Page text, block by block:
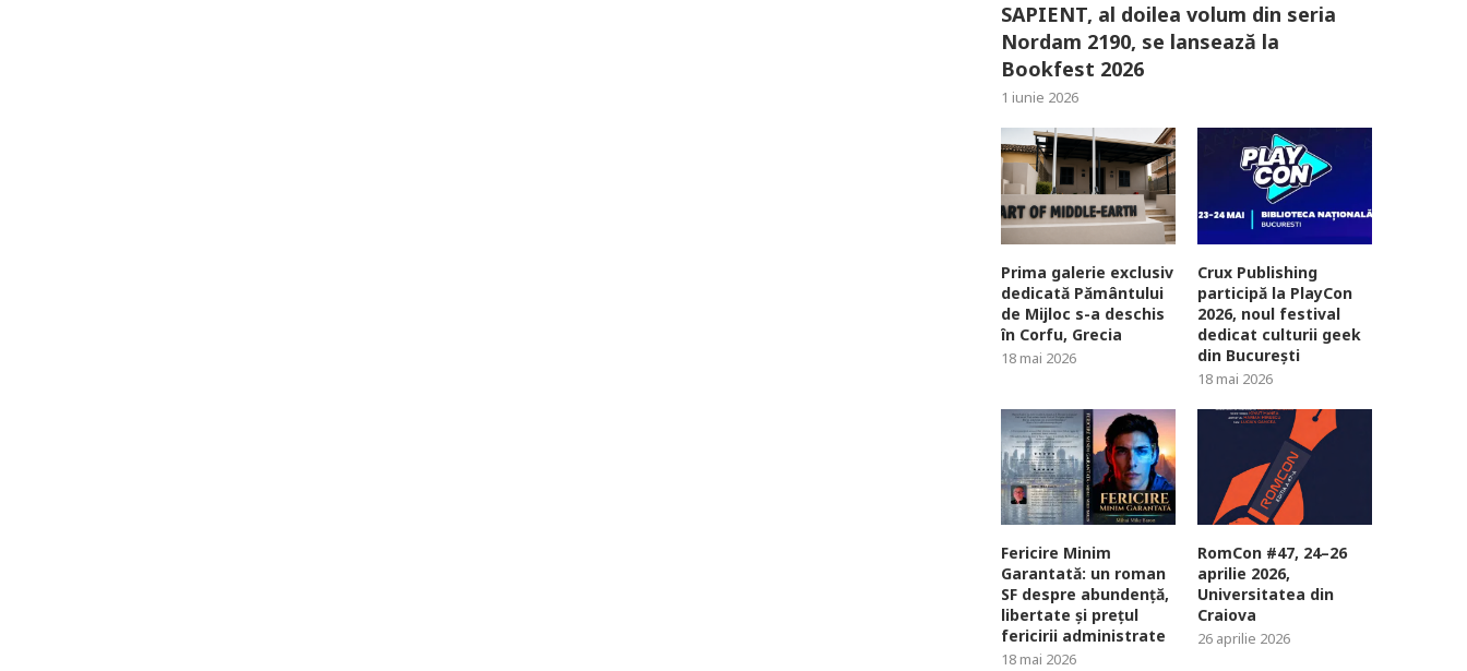
SAPIENT, al doilea volum din seria
Nordam 2190, se lansează la
Bookfest 2026
1 iunie 2026
Prima galerie exclusiv
dedicată Pământului
de Mijloc s-a deschis
în Corfu, Grecia
18 mai 2026
Crux Publishing
participă la PlayCon
2026, noul festival
dedicat culturii geek
din București
18 mai 2026
Fericire Minim
Garantată: un roman
SF despre abundență,
libertate și prețul
fericirii administrate
18 mai 2026
RomCon #47, 24–26
aprilie 2026,
Universitatea din
Craiova
26 aprilie 2026